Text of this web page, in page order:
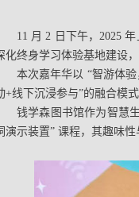
11 月 2 日下午，2025
化终身学习体验基地建设
本次嘉年华以 “智游体
+线下沉浸参与”的融合模
钱学森图书馆作为智慧
演示装置” 课程，其趣味性